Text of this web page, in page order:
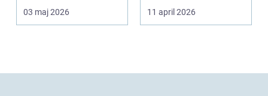
behöver också ha kol...
03 maj 2026
handflator avgör
bromss...
11 april 2026